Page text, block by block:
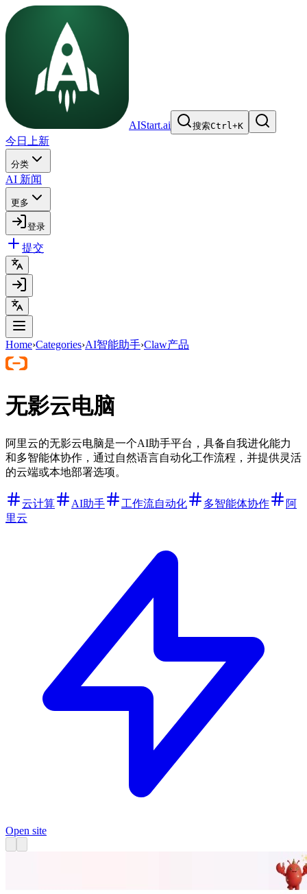
AIStart.ai 搜索Ctrl+K
今日上新
分类
AI 新闻
更多
登录
提交
Home›Categories›AI智能助手›Claw产品
无影云电脑
阿里云的无影云电脑是一个AI助手平台，具备自我进化能力
和多智能体协作，通过自然语言自动化工作流程，并提供灵活
的云端或本地部署选项。
云计算 AI助手 工作流自动化 多智能体协作
阿
里云
Open site